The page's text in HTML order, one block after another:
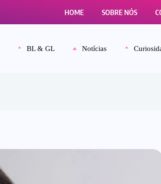
HOME SOBRE NÓS
BL & GL Notícias